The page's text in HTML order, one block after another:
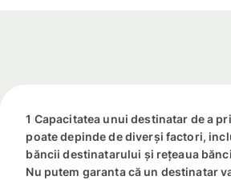
1 Capacitatea unui destinatar de a
poate depinde de diverși factori,
băncii destinatarului și rețeaua
Nu putem garanta că un destinatar